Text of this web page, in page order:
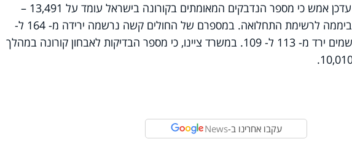
בתוך כך, משרד הבריאות עדכן אמש כי מספר הנדבקים המאומתים בקורונה בישראל עומד על 13,491 –
תוספת של 226 בני אדם ביממה לרשימת התחלואה. במספרם של החולים קשה נרשמה ירידה מ- 164 ל-
146. מספר החולים המונשמים ירד מ- 113 ל- 109. במשרד ציינו, כי מספר הבדיקות לאבחון קורונה במהלך
עקבו אחרינו ב-News